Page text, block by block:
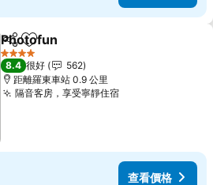
分享 放到收藏夾
Photofun
4 星級
8.4 很好
562
距離羅東車站 0.9 公里
隔音客房，享受寧靜住宿查看價格
查看價格